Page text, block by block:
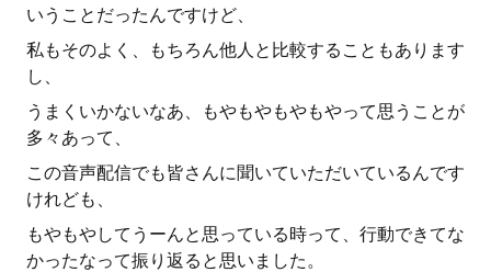
いうことだったんですけど、
私もそのよく、もちろん他人と比較することもあります
し、
うまくいかないなあ、もやもやもやもやって思うことが
多々あって、
この音声配信でも皆さんに聞いていただいているんです
けれども、
もやもやしてうーんと思っている時って、行動できてな
かったなって振り返ると思いました。